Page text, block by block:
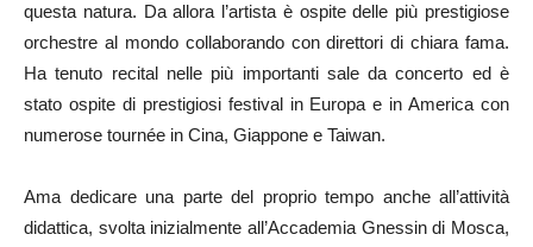
questa natura. Da allora l’artista è ospite delle più prestigiose
orchestre al mondo collaborando con direttori di chiara fama.
Ha tenuto recital nelle più importanti sale da concerto ed è
stato ospite di prestigiosi festival in Europa e in America con
numerose tournée in Cina, Giappone e Taiwan.
Ama dedicare una parte del proprio tempo anche all’attività
didattica, svolta inizialmente all’Accademia Gnessin di Mosca,